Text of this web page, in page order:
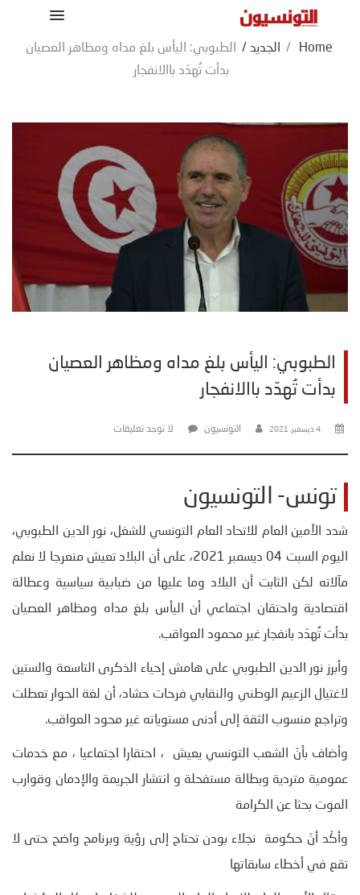
Home
/ الجديد /
الطبوبي: اليأس بلغ مداه ومظاهر العصيان
بدأت تُهدّد باالانفجار
الطبوبي: اليأس بلغ مداه ومظاهر العصيان
بدأت تُهدّد باالانفجار
4 ديسمبر، 2021 التونسيون لا توجد تعليقات
تونس- التونسيون
شدد الأمين العام للاتحاد العام التونسي للشغل، نور الدين الطبوبي،
اليوم السبت 04 ديسمبر 2021، على أن البلاد تعيش منعرجا لا نعلم
مآلاته لكن الثابت أن البلاد وما عليها من ضبابية سياسية وعطالة
اقتصادية واحتقان اجتماعي أن اليأس بلغ مداه ومظاهر العصيان
بدأت تُهدّد بانفجار غير محمود العواقب.
وأبرز نور الدين الطبوبي على هامش إحياء الذكرى التاسعة والستين
لاغتيال الزعيم الوطني والنقابي فرحات حشاد، أن لغة الحوار تعطلت
وتراجع منسوب الثقة إلى أدنى مستوياته غير محود العواقب.
وأضاف بأنّ الشعب التونسي يعيش ، احتقارا اجتماعيا ، مع خدمات
عمومية متردية وبطالة مستفحلة و انتشار الجريمة والإدمان وقوارب
الموت بحثا عن الكرامة
وأكّد أنّ حكومة نجلاء بودن تحتاج إلى رؤية وبرنامح واضح حتى لا
تقع في أخطاء سابقاتها